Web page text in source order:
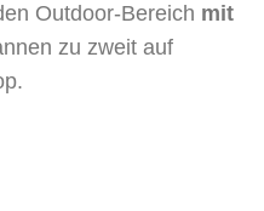
Outdoor-Bereich mit
zu zweit auf